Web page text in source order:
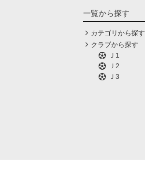
一覧から探す
カテゴリから探す
クラブから探す
Ｊ1
Ｊ2
Ｊ3